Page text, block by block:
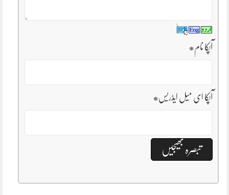
آپکا نام*
آپکا ای میل ایڈریس*